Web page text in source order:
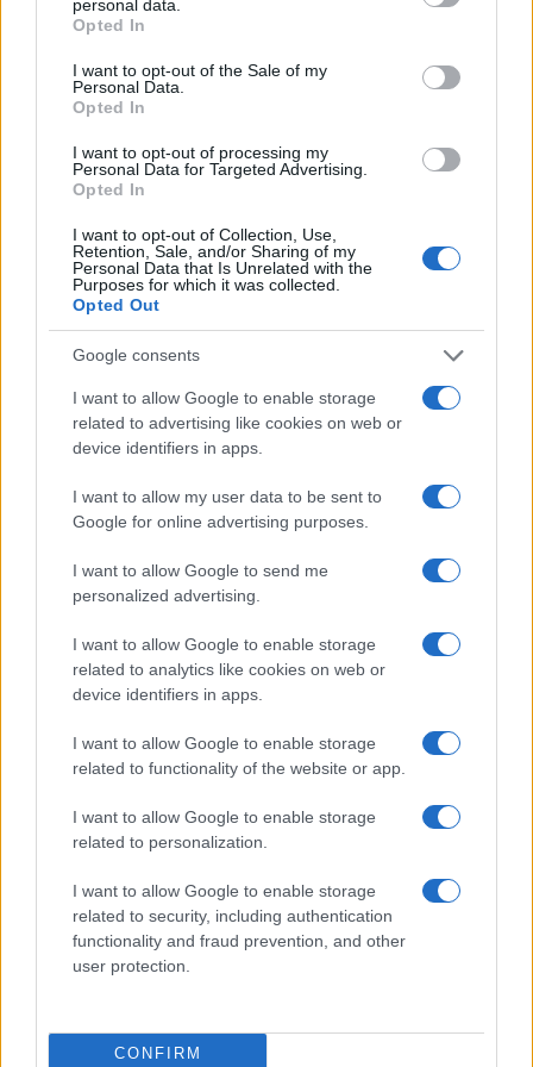
grant or deny consent to Google and its third-party tags to
use your data for below specified purposes in below Google
consent section.
personal data.
Opted In
I want to opt-out of the Sale of my
Personal Data.
Opted In
I want to opt-out of processing my
Personal Data for Targeted Advertising.
Opted In
I want to opt-out of Collection, Use,
Retention, Sale, and/or Sharing of my
Personal Data that Is Unrelated with the
Purposes for which it was collected.
Opted Out
Google consents
I want to allow Google to enable storage
related to advertising like cookies on web or
device identifiers in apps.
I want to allow my user data to be sent to
Google for online advertising purposes.
I want to allow Google to send me
personalized advertising.
I want to allow Google to enable storage
related to analytics like cookies on web or
device identifiers in apps.
I want to allow Google to enable storage
related to functionality of the website or app.
I want to allow Google to enable storage
related to personalization.
I want to allow Google to enable storage
related to security, including authentication
functionality and fraud prevention, and other
user protection.
CONFIRM
Continuez la lecture
INVESTISSEMENTS
Méthode simple d’allocation multi-actifs pour débutants
INVESTISSEMENTS